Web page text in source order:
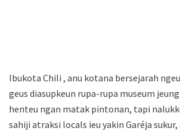
Ibukota Chili , anu kotana bersejarah
geus diasupkeun rupa-rupa museum
henteu ngan matak pintonan, tapi
sahiji atraksi locals ieu yakin Garéja sukur,